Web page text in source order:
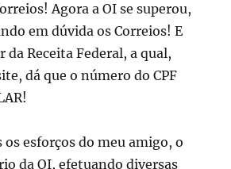
Agora a OI se superou,
em dúvida os Correios! E
da Receita Federal, a qual,
dá que o número do CPF
os esforços do meu amigo, o
da OI, efetuando diversas